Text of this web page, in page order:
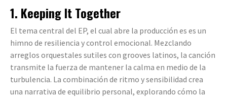
1. Keeping It Together
El tema central del EP, el cual abre la producción es es un
himno de resiliencia y control emocional. Mezclando
arreglos orquestales sutiles con grooves latinos, la canción
transmite la fuerza de mantener la calma en medio de la
turbulencia. La combinación de ritmo y sensibilidad crea
una narrativa de equilibrio personal, explorando cómo la